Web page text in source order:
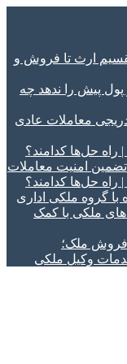
از تقسیم ارث تا فروش و
پول پیش را ندهد چه
معاملات عادی
امنیت معاملات
با گروه ملکی اداری
ملکی با کمک
فروش ملک؛
وکیل ملکی